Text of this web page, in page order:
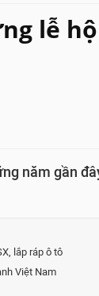
lễ
năm gần
lắp ráp ô tô
Việt Nam